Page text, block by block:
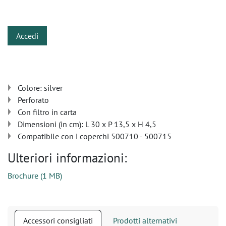
Accedi
Colore: silver
Perforato
Con filtro in carta
Dimensioni (in cm): L 30 x P 13,5 x H 4,5
Compatibile con i coperchi 500710 - 500715
Ulteriori informazioni:
Brochure (1 MB)
Accessori consigliati Prodotti alternativi